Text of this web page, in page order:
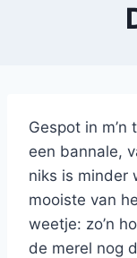
Gespot in
een bannale,
niks is minder
mooiste van
weetje: zo’n
de merel nog